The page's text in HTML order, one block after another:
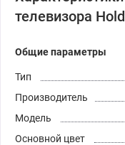
телевизора
Общие параметры
Тип
Производитель
Модель
Основной цвет